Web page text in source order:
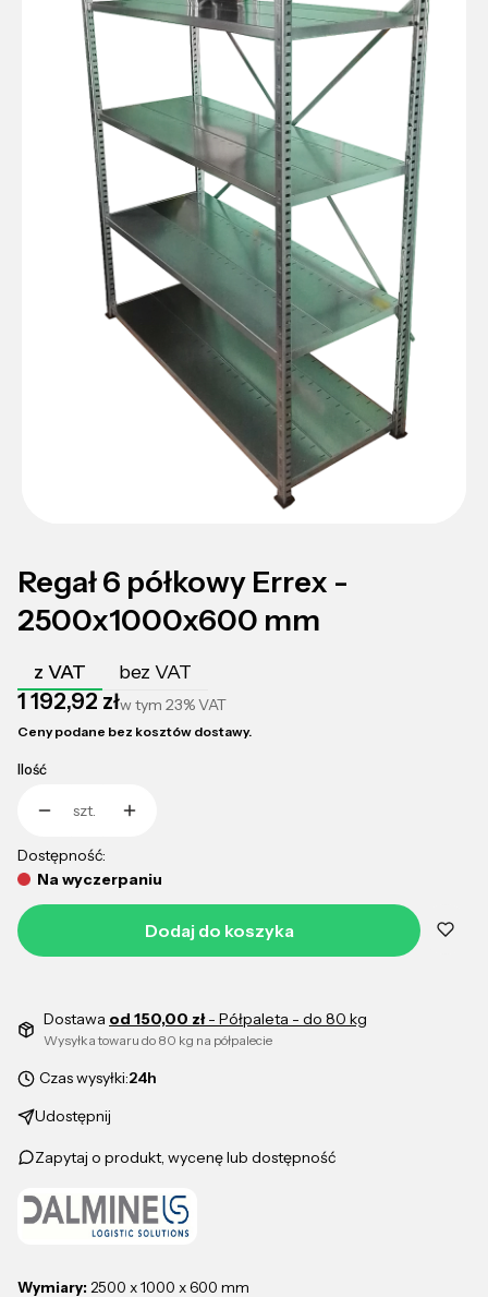
Regał 6 półkowy Errex -
2500x1000x600 mm
z VAT bez VAT
Cena
1 192,92 złw tym 23%VAT
Ceny podane bez kosztów dostawy.
Ilość
szt.
Dostępność:
Na wyczerpaniu
Dodaj do koszyka
Dostawa od 150,00 zł- Półpaleta - do 80 kg
Wysyłka towaru do 80 kg na półpalecie
Czas wysyłki:24h
Udostępnij
Zapytaj o produkt, wycenę lub dostępność
Wymiary: 2500 x 1000 x 600 mm